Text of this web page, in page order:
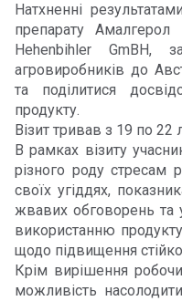
Натхненні
препарату Амалгерол
Hehenbihler GmBH,
агровиробників до
та поділитися
продукту.
Візит тривав з 19 по 22
В рамках візиту
різного роду стресам
своїх угіддях,
жвавих обговорень та
використанню
щодо підвищення
Крім вирішення
можливість